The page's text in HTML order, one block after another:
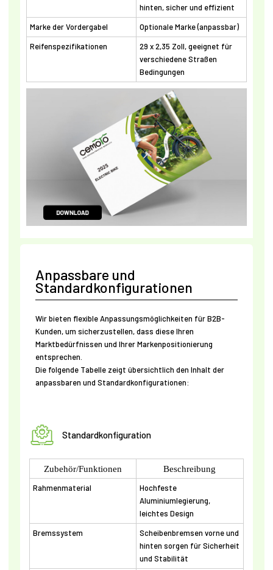
hinten, sicher und effizient
Marke der Vordergabel
Optionale Marke (anpassbar)
Reifenspezifikationen
29 x 2,35 Zoll, geeignet für
verschiedene Straßen
Bedingungen
Anpassbare und
Standardkonfigurationen
Wir bieten flexible Anpassungsmöglichkeiten für B2B-
Kunden, um sicherzustellen, dass diese Ihren
Marktbedürfnissen und Ihrer Markenpositionierung
entsprechen.
Die folgende Tabelle zeigt übersichtlich den Inhalt der
anpassbaren und Standardkonfigurationen:
Standardkonfiguration
Zubehör/Funktionen Beschreibung
Rahmenmaterial
Hochfeste
Aluminiumlegierung,
leichtes Design
Bremssystem
Scheibenbremsen vorne und
hinten sorgen für Sicherheit
und Stabilität